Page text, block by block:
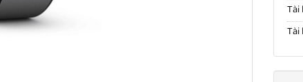
Tài
Tài